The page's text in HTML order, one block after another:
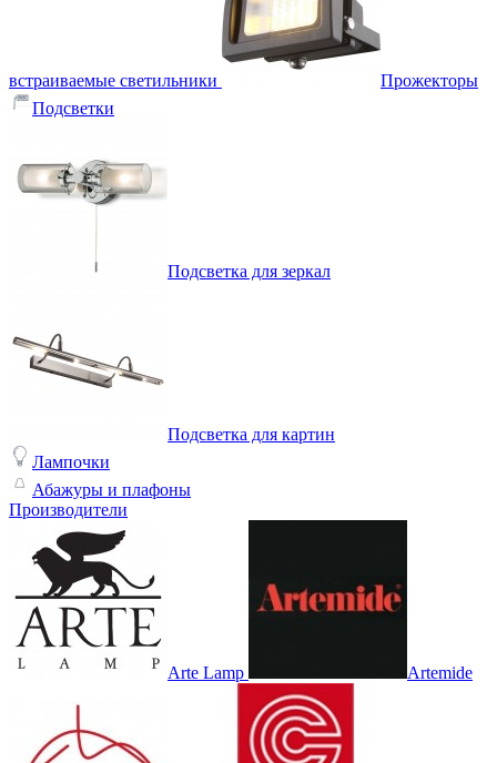
встраиваемые светильники
Прожекторы
Подсветки
Подсветка для зеркал
Подсветка для картин
Лампочки
Абажуры и плафоны
Производители
Arte Lamp Artemide